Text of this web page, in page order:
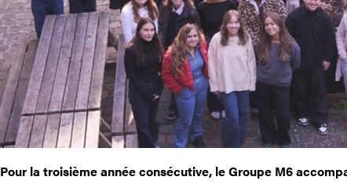
Pour la troisième année consécutive, le Groupe M6